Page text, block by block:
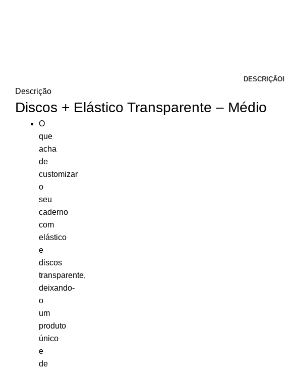
DESCRIÇÃO
Descrição
Discos + Elástico Transparente – Médio
O
que
acha
de
customizar
o
seu
caderno
com
elástico
e
discos
transparente,
deixando-
o
um
produto
único
e
de